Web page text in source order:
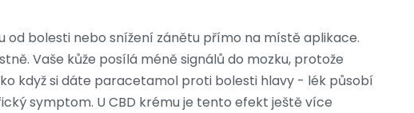
bolesti nebo snížení zánětu přímo na místě aplikace.
Vaše kůže posílá méně signálů do mozku, protože
když si dáte paracetamol proti bolesti hlavy - lék působí
symptom. U CBD krému je tento efekt ještě více